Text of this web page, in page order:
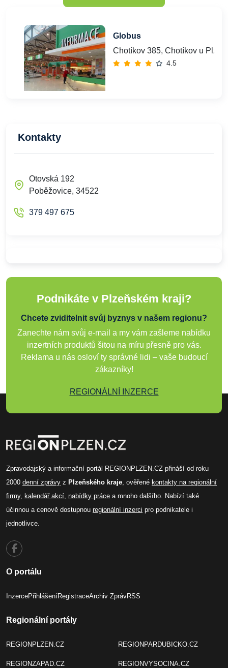
Globus
Chotíkov 385, Chotíkov u
4.5
Kontakty
Otovská 192
Poběžovice, 34522
379 497 675
Podnikáte v Plzeňském kraji?
Chcete zviditelnit svůj byznys v našem regionu?
Zanechte nám svůj e-mail a my vám zašleme nabídku
inzertních produktů šitou na míru přesně pro vás.
Reklama u nás osloví ty správné lidi – vaše budoucí
zákazníky!
REGIONÁLNÍ INZERCE
Zpravodajský a informační portál REGIONPLZEN.CZ přináší od roku
2000 denní zprávy z Plzeňského kraje, ověřené kontakty na regionální
firmy, kalendář akcí, nabídky práce a mnoho dalšího. Nabízí také
účinnou a cenově dostupnou regionální inzerci pro podnikatele i
jednotlivce.
O portálu
InzercePřihlášeníRegistraceArchiv ZprávRSS
Regionální portály
REGIONPLZEN.CZ
REGIONZAPAD.CZ
REGIONPARDUBICKO.CZ
REGIONVYSOCINA.CZ